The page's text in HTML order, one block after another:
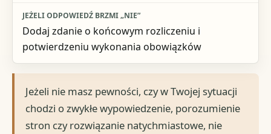
Dodaj zdanie o końcowym rozliczeniu i
potwierdzeniu wykonania obowiązków
Jeżeli nie masz pewności, czy w Twojej sytuacji
chodzi o zwykłe wypowiedzenie, porozumienie
stron czy rozwiązanie natychmiastowe, nie